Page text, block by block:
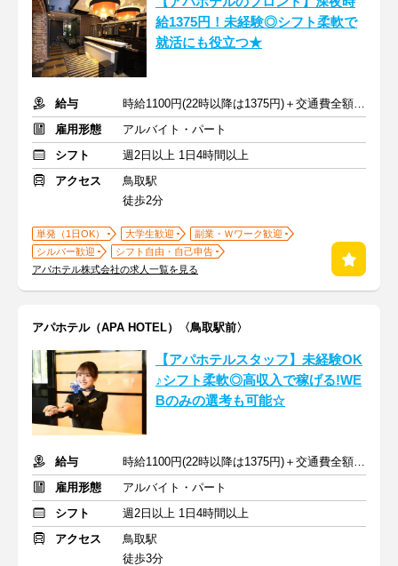
給1375円！未経験◎シフト柔軟で
就活にも役立つ★
給与
時給1100円(22時以降は1375円)＋交通費全額支給
雇用形態
アルバイト・パート
シフト
週2日以上 1日4時間以上
アクセス
鳥取駅
徒歩2分
単発（1日OK） 大学生歓迎
副業・Ｗワーク歓迎
シルバー歓迎
シフト自由・自己申告
アパホテル株式会社の求人一覧を見る
アパホテル（APA HOTEL）〈鳥取駅前〉
【アパホテルスタッフ】未経験OK
♪シフト柔軟◎高収入で稼げる!WE
Bのみの選考も可能☆
給与
時給1100円(22時以降は1375円)＋交通費全額支給
雇用形態
アルバイト・パート
シフト
週2日以上 1日4時間以上
アクセス
鳥取駅
徒歩3分